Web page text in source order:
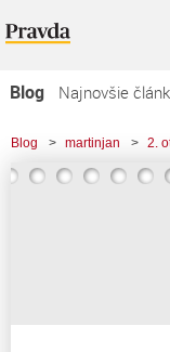
Blog
Najnovšie
Najčítanejšie články
Najkomentovanejšie
Blog > martinjan > 2.